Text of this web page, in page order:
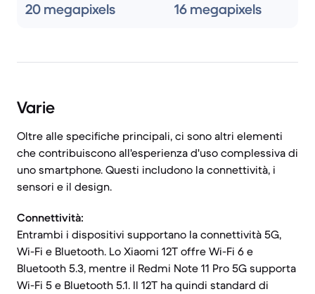
20 megapixels 16 megapixels
Varie
Oltre alle specifiche principali, ci sono altri elementi
che contribuiscono all'esperienza d'uso complessiva di
uno smartphone. Questi includono la connettività, i
sensori e il design.
Connettività:
Entrambi i dispositivi supportano la connettività 5G,
Wi-Fi e Bluetooth. Lo Xiaomi 12T offre Wi-Fi 6 e
Bluetooth 5.3, mentre il Redmi Note 11 Pro 5G supporta
Wi-Fi 5 e Bluetooth 5.1. Il 12T ha quindi standard di